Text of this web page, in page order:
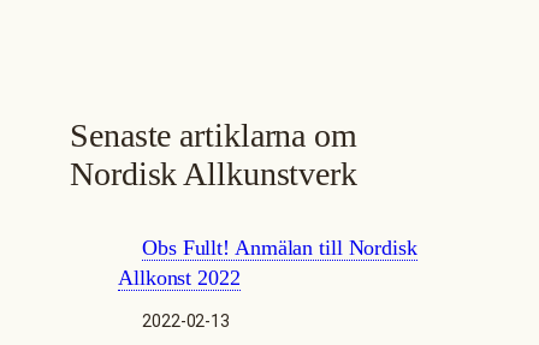
Senaste artiklarna om
Nordisk Allkunstverk
Obs Fullt! Anmälan till Nordisk
Allkonst 2022
2022-02-13